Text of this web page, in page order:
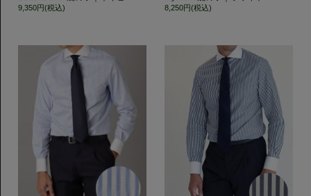
9,350円(税込) 8,250円(税込)